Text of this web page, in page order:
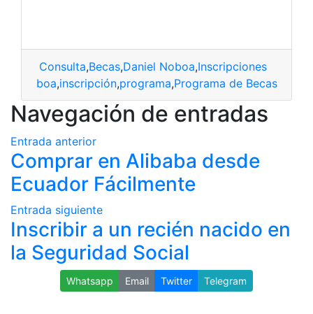
Consulta,Becas,Daniel Noboa,Inscripciones
Noboa,inscripción,programa,Programa de Becas
Navegación de entradas
Entrada anterior
Comprar en Alibaba desde
Ecuador Fácilmente
Entrada siguiente
Inscribir a un recién nacido en
la Seguridad Social
Whatsapp Email Twitter Telegram